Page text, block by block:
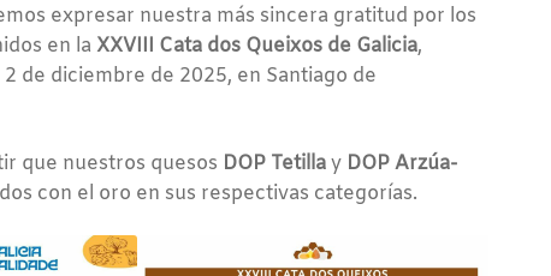
expresar nuestra más sincera gratitud por los
en la XXVIII Cata dos Queixos de Galicia,
de diciembre de 2025, en Santiago de
que nuestros quesos DOP Tetillay DOP Arzúa-
con el oro en sus respectivas categorías.